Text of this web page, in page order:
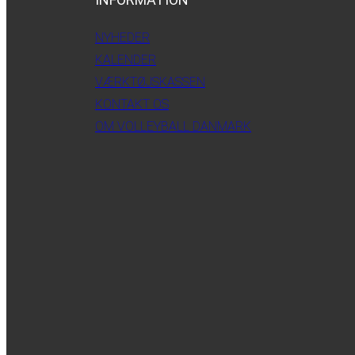
NYHEDER
KALENDER
VÆRKTØJSKASSEN
KONTAKT OS
OM VOLLEYBALL DANMARK